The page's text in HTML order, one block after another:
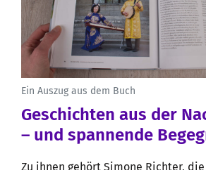
Ein Auszug aus dem Buch
Geschichten aus der
– und spannende
Zu ihnen gehört Simone Richter,